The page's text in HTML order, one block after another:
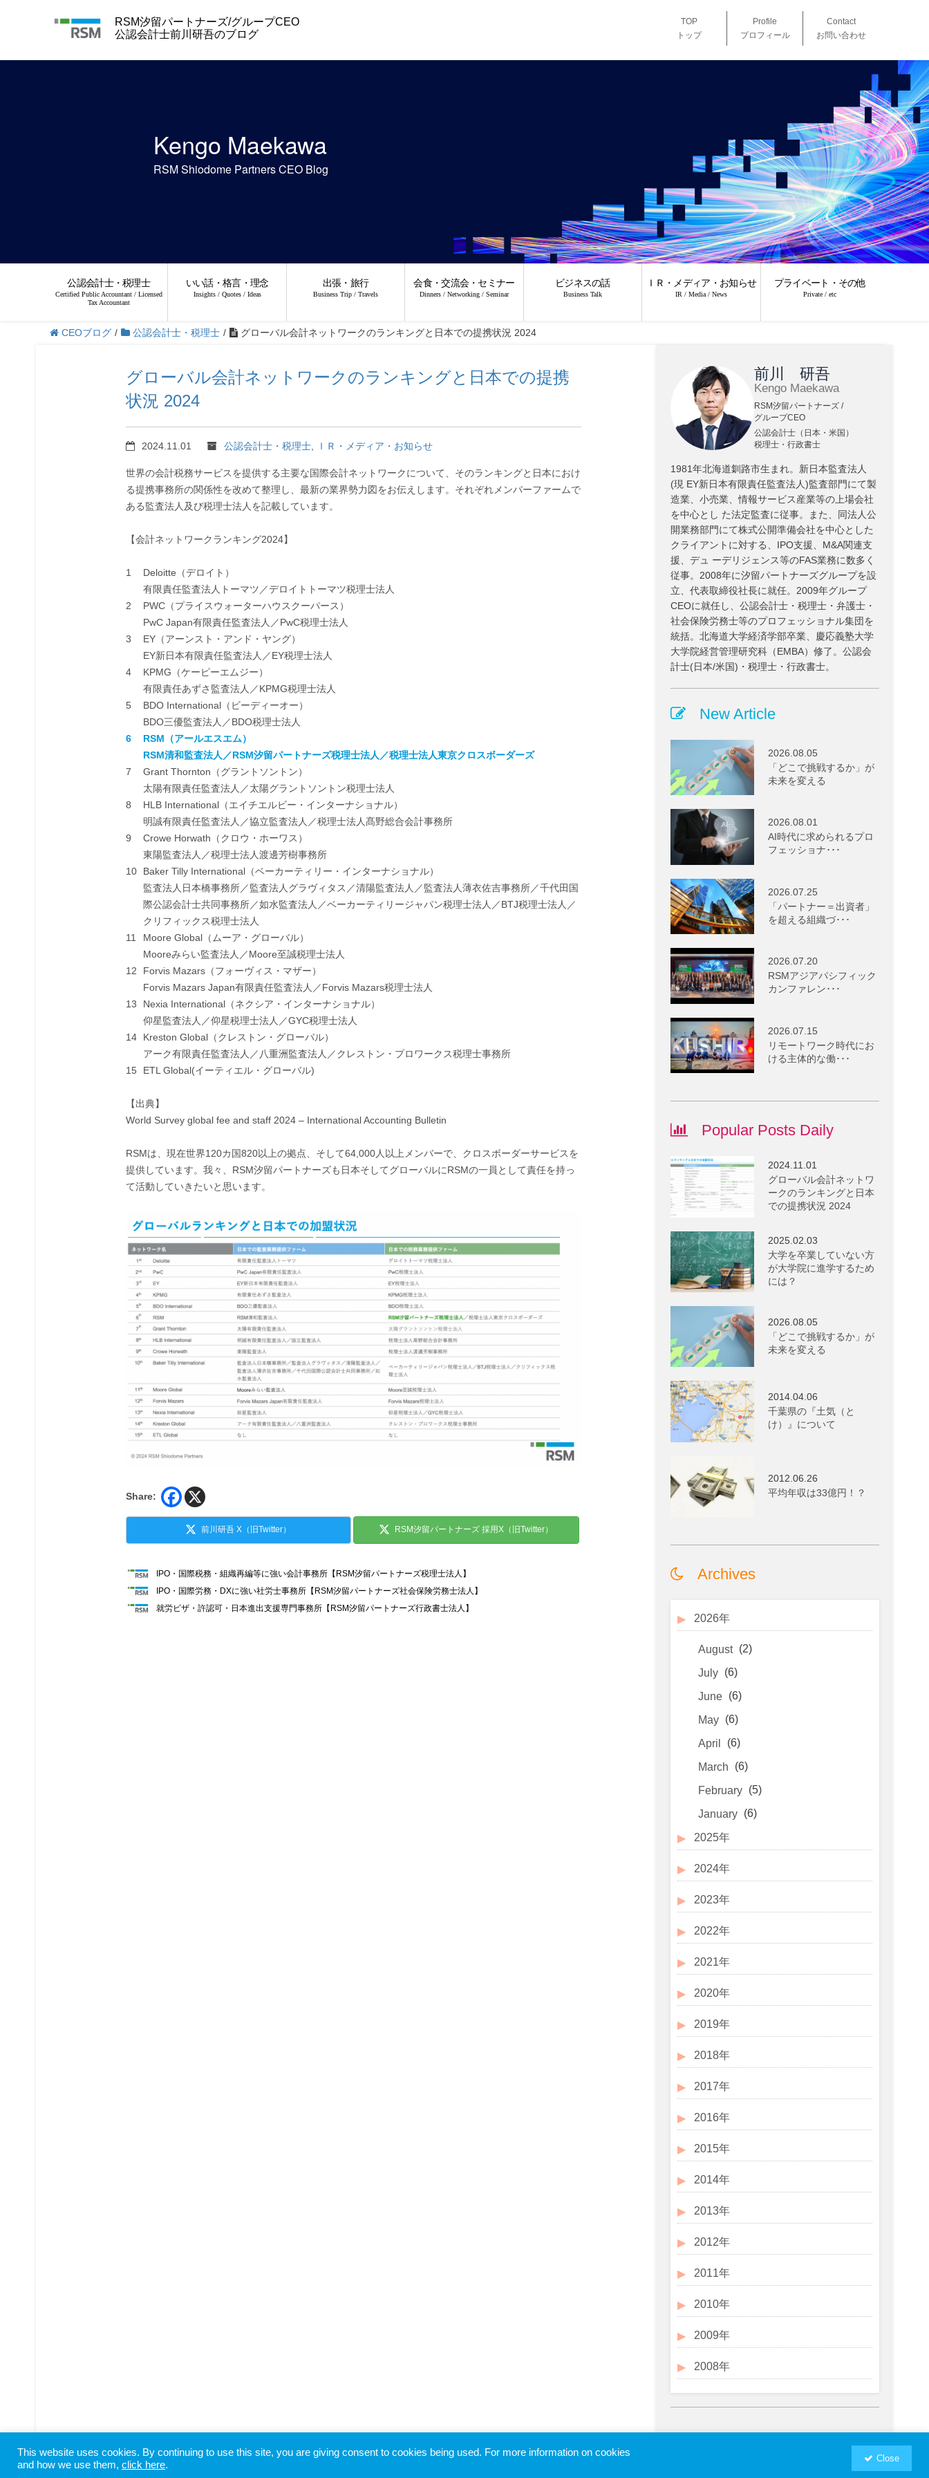
RSM汐留パートナーズ/グループCEO
公認会計士前川研吾のブログ
TOP
トップ
Profile
プロフィール
Contact
お問い合わせ
Kengo Maekawa
RSM Shiodome Partners CEO Blog
公認会計士・税理士
Certified Public Accountant / Licensed
Tax Accountant
いい話・格言・理念
Insights / Quotes / Ideas
出張・旅行
Business Trip / Travels
会食・交流会・セミナー
Dinners / Networking / Seminar
ビジネスの話
Business Talk
ＩＲ・メディア・お知らせ
IR / Media / News
プライベート・その他
Private / etc
CEOブログ / 公認会計士・税理士 / グローバル会計ネットワークのランキングと日本での提携状況 2024
グローバル会計ネットワークのランキングと日本での提携
状況 2024
2024.11.01 公認会計士・税理士 ＩＲ・メディア・お知らせ
世界の会計税務サービスを提供する主要な国際会計ネットワークについて、そのランキングと日本におけ
る提携事務所の関係性を改めて整理し、最新の業界勢力図をお伝えします。それぞれメンバーファームで
ある監査法人及び税理士法人を記載しています。
【会計ネットワークランキング2024】
1
Deloitte（デロイト）
有限責任監査法人トーマツ／デロイトトーマツ税理士法人
2
PWC（プライスウォーターハウスクーパース）
PwC Japan有限責任監査法人／PwC税理士法人
3
EY（アーンスト・アンド・ヤング）
EY新日本有限責任監査法人／EY税理士法人
4
KPMG（ケーピーエムジー）
有限責任あずさ監査法人／KPMG税理士法人
5
BDO International（ビーディーオー）
BDO三優監査法人／BDO税理士法人
6
RSM（アールエスエム）
RSM清和監査法人／RSM汐留パートナーズ税理士法人／税理士法人東京クロスボーダーズ
7
Grant Thornton（グラントソントン）
太陽有限責任監査法人／太陽グラントソントン税理士法人
8
HLB International（エイチエルビー・インターナショナル）
明誠有限責任監査法人／協立監査法人／税理士法人髙野総合会計事務所
9
Crowe Horwath（クロウ・ホーワス）
東陽監査法人／税理士法人渡邊芳樹事務所
10
Baker Tilly International（ベーカーティリー・インターナショナル）
監査法人日本橋事務所／監査法人グラヴィタス／清陽監査法人／監査法人薄衣佐吉事務所／千代田国
際公認会計士共同事務所／如水監査法人／ベーカーティリージャパン税理士法人／BTJ税理士法人／
クリフィックス税理士法人
11
Moore Global（ムーア・グローバル）
Mooreみらい監査法人／Moore至誠税理士法人
12
Forvis Mazars（フォーヴィス・マザー）
Forvis Mazars Japan有限責任監査法人／Forvis Mazars税理士法人
13
Nexia International（ネクシア・インターナショナル）
仰星監査法人／仰星税理士法人／GYC税理士法人
14
Kreston Global（クレストン・グローバル）
アーク有限責任監査法人／八重洲監査法人／クレストン・プロワークス税理士事務所
15
ETL Global(イーティエル・グローバル)
【出典】
World Survey global fee and staff 2024 – International Accounting Bulletin
RSMは、現在世界120カ国820以上の拠点、そして64,000人以上メンバーで、クロスボーダーサービスを
提供しています。我々、RSM汐留パートナーズも日本そしてグローバルにRSMの一員として責任を持っ
て活動していきたいと思います。
Share:
前川研吾 X（旧Twitter） RSM汐留パートナーズ 採用X（旧Twitter）
IPO・国際税務・組織再編等に強い会計事務所【RSM汐留パートナーズ税理士法人】
IPO・国際労務・DXに強い社労士事務所【RSM汐留パートナーズ社会保険労務士法人】
就労ビザ・許認可・日本進出支援専門事務所【RSM汐留パートナーズ行政書士法人】
前川 研吾
Kengo Maekawa
RSM汐留パートナーズ /
グループCEO
公認会計士（日本・米国）
税理士・行政書士
1981年北海道釧路市生まれ。新日本監査法人
(現 EY新日本有限責任監査法人)監査部門にて製
造業、小売業、情報サービス産業等の上場会社
を中心とし た法定監査に従事。また、同法人公
開業務部門にて株式公開準備会社を中心とした
クライアントに対する、IPO支援、M&A関連支
援、デュ ーデリジェンス等のFAS業務に数多く
従事。2008年に汐留パートナーズグループを設
立、代表取締役社長に就任。2009年グループ
CEOに就任し、公認会計士・税理士・弁護士・
社会保険労務士等のプロフェッショナル集団を
統括。北海道大学経済学部卒業、慶応義塾大学
大学院経営管理研究科（EMBA）修了。公認会
計士(日本/米国)・税理士・行政書士。
New Article
2026.08.05
「どこで挑戦するか」が
未来を変える
2026.08.01
AI時代に求められるプロ
フェッショナ･･･
2026.07.25
「パートナー＝出資者」
を超える組織づ･･･
2026.07.20
RSMアジアパシフィック
カンファレン･･･
2026.07.15
リモートワーク時代にお
ける主体的な働･･･
Popular Posts Daily
2024.11.01
グローバル会計ネットワ
ークのランキングと日本
での提携状況 2024
2025.02.03
大学を卒業していない方
が大学院に進学するため
には？
2026.08.05
「どこで挑戦するか」が
未来を変える
2014.04.06
千葉県の『土気（と
け）』について
2012.06.26
平均年収は33億円！？
Archives
2026年
August (2)
July (6)
June (6)
May (6)
April (6)
March (6)
February (5)
January (6)
2025年
2024年
2023年
2022年
2021年
2020年
2019年
2018年
2017年
2016年
2015年
2014年
2013年
2012年
2011年
2010年
2009年
2008年
Copyright © SHIODOME PARTNERS All Rights Reserved RSM汐留パートナーズWebSite
This website uses cookies. By continuing to use this site, you are giving consent to cookies being used. For more information on cookies
and how we use them, click here.
Close